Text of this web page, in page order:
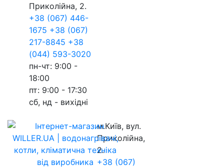
Приколійна, 2.
+38 (067) 446-
1675 +38 (067)
217-8845 +38
(044) 593-3020
пн-чт: 9:00 -
18:00
пт: 9:00 - 17:30
сб, нд - вихідні
м.Київ, вул.
Приколійна,
2.
+38 (067)